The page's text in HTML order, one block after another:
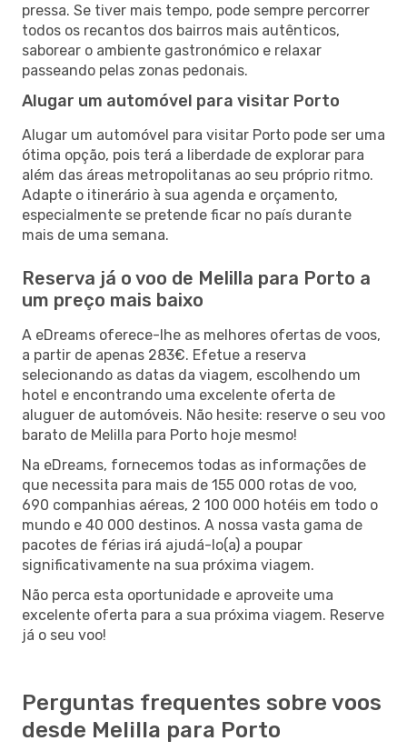
pressa. Se tiver mais tempo, pode sempre percorrer
todos os recantos dos bairros mais autênticos,
saborear o ambiente gastronómico e relaxar
passeando pelas zonas pedonais.
Alugar um automóvel para visitar Porto
Alugar um automóvel para visitar Porto pode ser uma
ótima opção, pois terá a liberdade de explorar para
além das áreas metropolitanas ao seu próprio ritmo.
Adapte o itinerário à sua agenda e orçamento,
especialmente se pretende ficar no país durante
mais de uma semana.
Reserva já o voo de Melilla para Porto a
um preço mais baixo
A eDreams oferece-lhe as melhores ofertas de voos,
a partir de apenas 283€. Efetue a reserva
selecionando as datas da viagem, escolhendo um
hotel e encontrando uma excelente oferta de
aluguer de automóveis. Não hesite: reserve o seu voo
barato de Melilla para Porto hoje mesmo!
Na eDreams, fornecemos todas as informações de
que necessita para mais de 155 000 rotas de voo,
690 companhias aéreas, 2 100 000 hotéis em todo o
mundo e 40 000 destinos. A nossa vasta gama de
pacotes de férias irá ajudá-lo(a) a poupar
significativamente na sua próxima viagem.
Não perca esta oportunidade e aproveite uma
excelente oferta para a sua próxima viagem. Reserve
já o seu voo!
Perguntas frequentes sobre voos
desde Melilla para Porto